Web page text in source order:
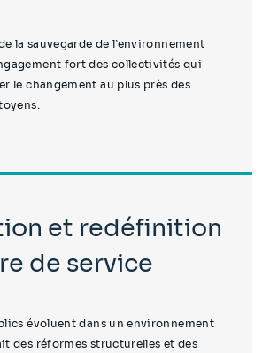
la sauvegarde de l’environnement
fort des collectivités qui
le changement au plus près des
de service
évoluent dans un environnement
des réformes structurelles et des